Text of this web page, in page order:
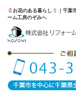
お花のある暮らし
｜千葉
ーム工房のぞみへ